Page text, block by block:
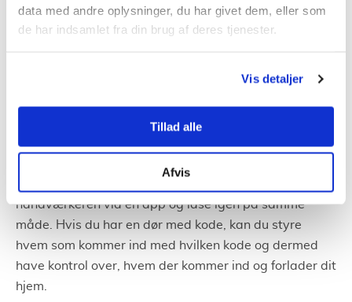
data med andre oplysninger, du har givet dem, eller som
de har indsamlet fra din brug af deres tjenester.
Vis detaljer
Tillad alle
Afvis
venter på trappen. En kodelås er enklere for både
store og små. Derudover med kodelåskan du enkelt
Har alle brug for en elektriske lås?
Nej, naturligvis ikke, men den er vældig praktisk at
håndværkeren via en app og låse igen på samme
måde. Hvis du har en dør med kode, kan du styre
hvem som kommer ind med hvilken kode og dermed
have kontrol over, hvem der kommer ind og forlader dit
hjem.